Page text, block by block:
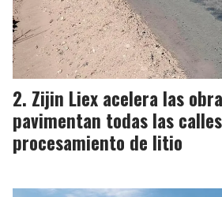
Zijin Liex acelera las
pavimentan todas las
procesamiento de litio